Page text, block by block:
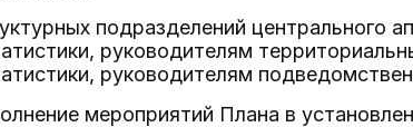
подразделений центрального
руководителям
руководителям
мероприятий Плана в